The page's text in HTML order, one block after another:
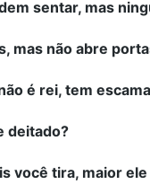
sentar, mas
mas não abre
é rei, tem
deitado?
você tira, maior